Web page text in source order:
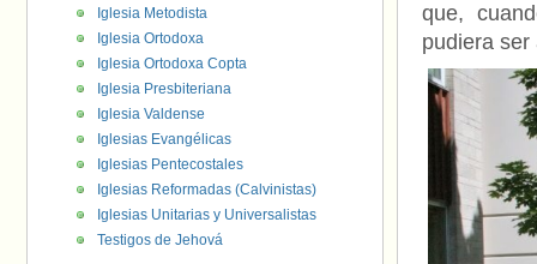
que,
pudiera ser
Iglesia Metodista
Iglesia Ortodoxa
Iglesia Ortodoxa Copta
Iglesia Presbiteriana
Iglesia Valdense
Iglesias Evangélicas
Iglesias Pentecostales
Iglesias Reformadas (Calvinistas)
Iglesias Unitarias y Universalistas
Testigos de Jehová